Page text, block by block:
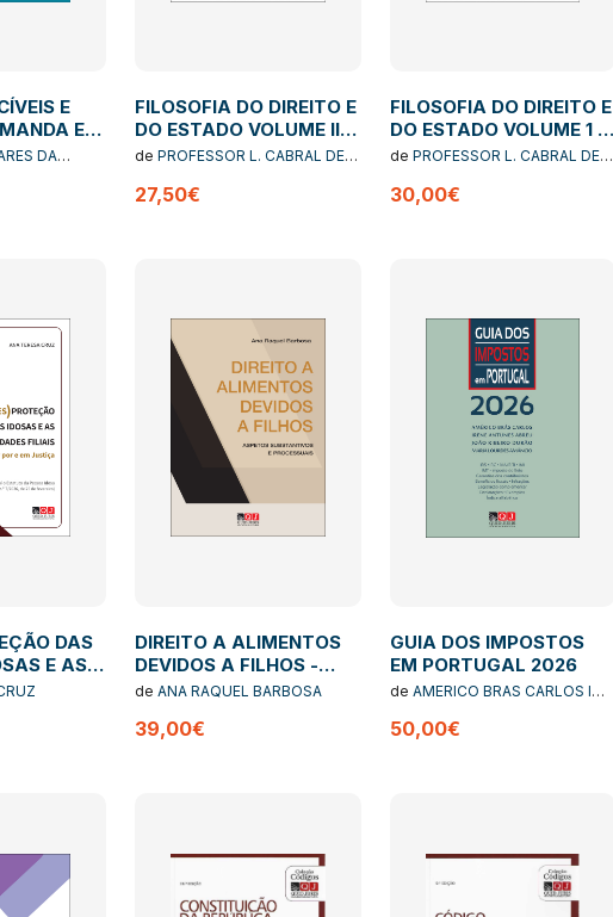
E
E A
DA
FILOSOFIA DO DIREITO E
DO ESTADO VOLUME II -
DOUTRINA E CRITICA
de PROFESSOR L. CABRAL DE
27,50€
FILOSOFIA DO DIREITO E
DO ESTADO VOLUME 1 -
PARTE HISTÓRICA
de PROFESSOR L. CABRAL DE
30,00€
DAS
E AS
DIREITO A ALIMENTOS
DEVIDOS A FILHOS -
Aspetos substantivos e
de ANA RAQUEL BARBOSA
39,00€
GUIA DOS IMPOSTOS
EM PORTUGAL 2026
de AMERICO BRAS CARLOS I
RIBEIRO DURAO
50,00€